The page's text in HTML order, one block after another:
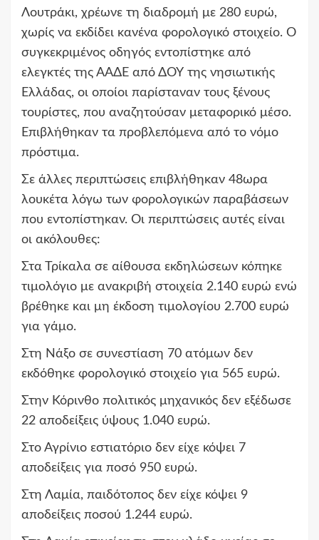
Λουτράκι, χρέωνε τη διαδρομή με 280 ευρώ,
χωρίς να εκδίδει κανένα φορολογικό στοιχείο. Ο
συγκεκριμένος οδηγός εντοπίστηκε από
ελεγκτές της ΑΑΔΕ από ΔΟΥ της νησιωτικής
Ελλάδας, οι οποίοι παρίσταναν τους ξένους
τουρίστες, που αναζητούσαν μεταφορικό μέσο.
Επιβλήθηκαν τα προβλεπόμενα από το νόμο
πρόστιμα.
Σε άλλες περιπτώσεις επιβλήθηκαν 48ωρα
λουκέτα λόγω των φορολογικών παραβάσεων
που εντοπίστηκαν. Οι περιπτώσεις αυτές είναι
οι ακόλουθες:
Στα Τρίκαλα σε αίθουσα εκδηλώσεων κόπηκε
τιμολόγιο με ανακριβή στοιχεία 2.140 ευρώ ενώ
βρέθηκε και μη έκδοση τιμολογίου 2.700 ευρώ
για γάμο.
Στη Νάξο σε συνεστίαση 70 ατόμων δεν
εκδόθηκε φορολογικό στοιχείο για 565 ευρώ.
Στην Κόρινθο πολιτικός μηχανικός δεν εξέδωσε
22 αποδείξεις ύψους 1.040 ευρώ.
Στο Αγρίνιο εστιατόριο δεν είχε κόψει 7
αποδείξεις για ποσό 950 ευρώ.
Στη Λαμία, παιδότοπος δεν είχε κόψει 9
αποδείξεις ποσού 1.244 ευρώ.